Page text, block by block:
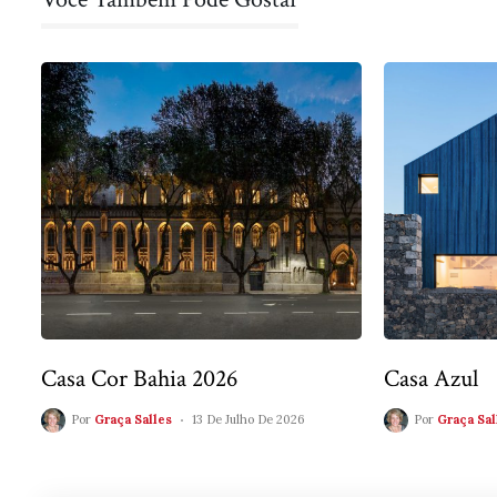
Casa Cor Bahia 2026
Por Graça Salles 13 De Julho De 2026
Casa Azul
Por Graça